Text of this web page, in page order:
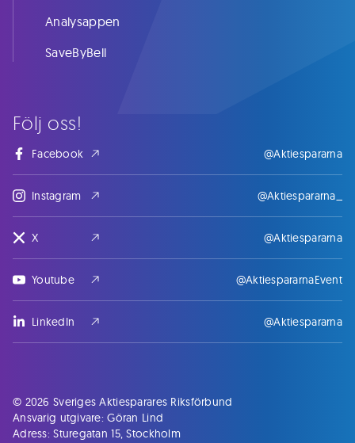
Följ oss!
Facebook @Aktiespararna
Instagram @Aktiespararna_
X @Aktiespararna
Youtube @AktiespararnaEvent
LinkedIn @Aktiespararna
Analysappen
SaveByBell
© 2026 Sveriges Aktiesparares Riksförbund
Ansvarig utgivare: Göran Lind
Adress: Sturegatan 15, Stockholm